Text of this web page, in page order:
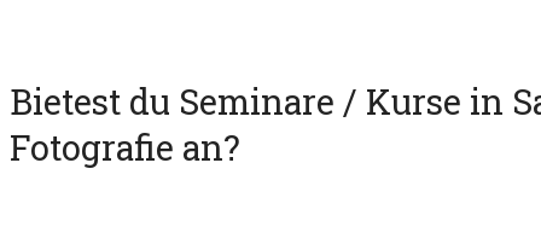
Bietest du Seminare / Kurse in
Fotografie an?